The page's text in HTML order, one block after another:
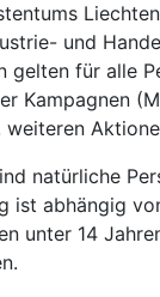
und
gelten für alle
Kampagnen
natürliche
ist abhängig
unter 14